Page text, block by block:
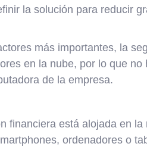
la solución para reducir
más importantes, la
en la nube, por lo que
de la empresa.
financiera está alojada en
ordenadores o